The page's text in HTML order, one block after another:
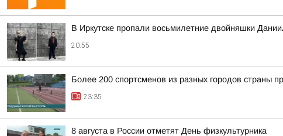
В Иркутске пропали восьмилетние двойняшки
20:55
Более 200 спортсменов из разных городов страны
23:35
8 августа в России отметят День физкультурника